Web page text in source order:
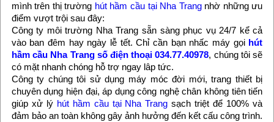
mình trên thị trường hút hầm cầu tại Nha Trangnhờ những ưu
điểm vượt trội sau đây:
Công ty môi trường Nha Trang sẵn sàng phục vụ 24/7 kể cả
vào ban đêm hay ngày lễ tết. Chỉ cần bạn nhấc máy gọi hút
hầm cầu Nha Trangsố điện thoại 034.77.40978, chúng tôi sẽ
có mặt nhanh chóng hỗ trợ ngay lâp tức.
Công ty chúng tôi sử dụng máy móc đời mới, trang thiết bị
chuyên dụng hiện đại, áp dụng công nghệ chân không tiên tiến
giúp xử lý hút hầm cầu tại Nha Trang sạch triệt để 100% và
đảm bảo an toàn không gây ảnh hưởng đến kết cấu công trình.